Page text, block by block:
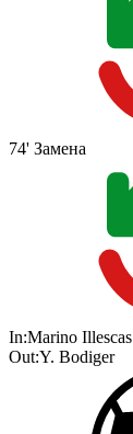
74' Замена
In:Marino Illescas
Out:Y. Bodiger